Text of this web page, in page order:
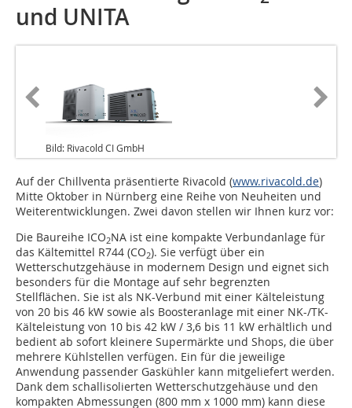
und UNITA
Bild: Rivacold CI GmbH
Auf der Chillventa präsentierte Rivacold (www.rivacold.de)
Mitte Oktober in Nürnberg eine Reihe von Neuheiten und
Weiterentwicklungen. Zwei davon stellen wir Ihnen kurz vor:
Die Baureihe ICO2NA ist eine kompakte Verbundanlage für
das Kältemittel R744 (CO2). Sie verfügt über ein
Wetterschutzgehäuse in modernem Design und eignet sich
besonders für die Montage auf sehr begrenzten
Stellflächen. Sie ist als NK-Verbund mit einer Kälteleistung
von 20 bis 46 kW sowie als Boosteranlage mit einer NK-/TK-
Kälteleistung von 10 bis 42 kW / 3,6 bis 11 kW erhältlich und
bedient ab sofort kleinere Supermärkte und Shops, die über
mehrere Kühlstellen verfügen. Ein für die jeweilige
Anwendung passender Gaskühler kann mitgeliefert werden.
Dank dem schallisolierten Wetterschutzgehäuse und den
kompakten Abmessungen (800 mm x 1000 mm) kann diese